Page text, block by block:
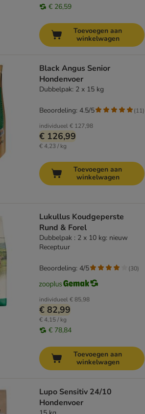
€ 26,59
Toevoegen aan
winkelwagen
Black Angus Senior
Hondenvoer
Dubbelpak: 2 x 15 kg
individueel€ 127,98
€ 126,99
€ 4,23 / kg
Beoordeling: 4.5/5 (11)
Toevoegen aan
winkelwagen
Lukullus Koudgeperste
Rund & Forel
Dubbelpak : 2 x 10 kg: nieuw
Receptuur
individueel€ 85,98
€ 82,99
€ 4,15 / kg
€ 78,84
Beoordeling: 4/5 (30)
Toevoegen aan
winkelwagen
Lupo Sensitiv 24/10
Hondenvoer